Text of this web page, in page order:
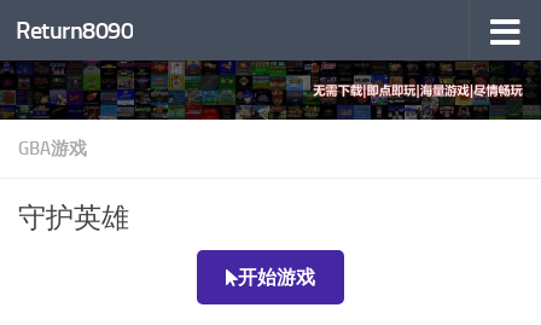
跳至内容
Return8090
GBA游戏
守护英雄
开始游戏